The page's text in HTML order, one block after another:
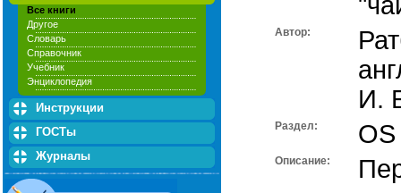
Все книги
Другое
Словарь
Справочник
Учебник
Энциклопедия
Инструкции
ГОСТы
Журналы
Автор:
И.
Раздел:
Описание: